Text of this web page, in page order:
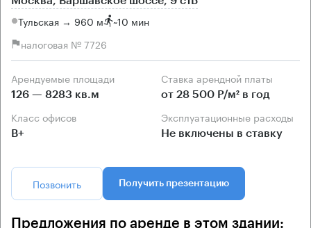
Тульская → 960 м ~10 мин
налоговая № 7726
Арендуемые площади
126 — 8283 кв.м
Ставка арендной платы
от 28 500 Р/м² в год
Класс офисов
B+
Эксплуатационные расходы
Не включены в ставку
Позвонить Получить презентацию
Предложения по аренде в этом здании: